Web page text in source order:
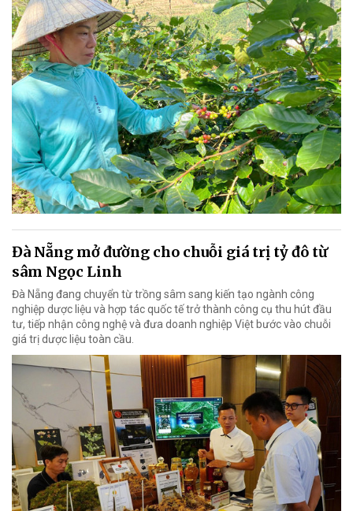
Đà Nẵng mở đường cho chuỗi giá trị tỷ đô từ
sâm Ngọc Linh
Đà Nẵng đang chuyển từ trồng sâm sang kiến tạo ngành công
nghiệp dược liệu và hợp tác quốc tế trở thành công cụ thu hút đầu
tư, tiếp nhận công nghệ và đưa doanh nghiệp Việt bước vào chuỗi
giá trị dược liệu toàn cầu.